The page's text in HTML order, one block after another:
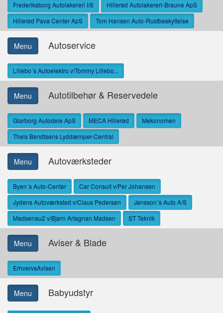
Frederiksborg Autolakereri I/S
Hillerød Autolakereri-Braune ApS
Hillerød Pava Center ApS
Tom Hansen Auto-Rustbeskyttelse
Menu Autoservice
Lillebo´s Autoelektro v/Tommy Lillebo...
Menu Autotilbehør & Reservedele
Glarborg Autodele ApS MECA Hillerød
Mekonomen
Theis Bendtsens Lyddæmper-Central
Menu Autoværksteder
Byen´s Auto-Center
Car Consult v/Per Johansen
Jydens Autoværksted v/Claus Pedersen
Jønsson´s Auto A/S
Madsenau2 v/Bjørn Artagnan Madsen
ST Teknik
Menu Aviser & Blade
ErhvervsAvisen
Menu Babyudstyr